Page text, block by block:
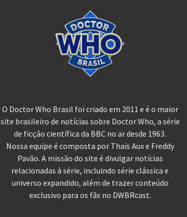
O Doctor Who Brasil foi criado em 2011 e é o maior
site brasileiro de notícias sobre Doctor Who, a série
de ficção científica da BBC no ar desde 1963.
Nossa equipe é composta por Thais Aux e Freddy
Pavão. A missão do site é divulgar notícias
relacionadas à série, incluindo série clássica e
universo expandido, além de trazer conteúdo
exclusivo para os fãs no DWBRcast.